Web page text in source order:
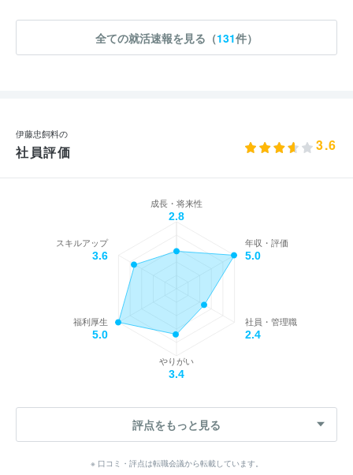
全ての就活速報を見る（131件）
伊藤忠飼料の
社員評価 3.6
成長・将来性
2.8
年収・評価
5.0
社員・管理職
2.4
やりがい
3.4
福利厚生
5.0
スキルアップ
3.6
評点をもっと見る
※ 口コミ・評点は転職会議から転載しています。